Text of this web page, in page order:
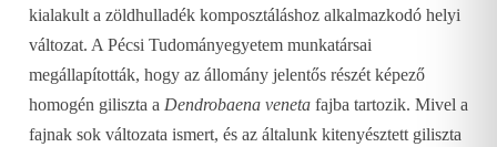
kialakult a zöldhulladék komposztáláshoz alkalmazkodó helyi
változat. A Pécsi Tudományegyetem munkatársai
megállapították, hogy az állomány jelentős részét képező
homogén giliszta a Dendrobaena veneta fajba tartozik. Mivel a
fajnak sok változata ismert, és az általunk kitenyésztett giliszta